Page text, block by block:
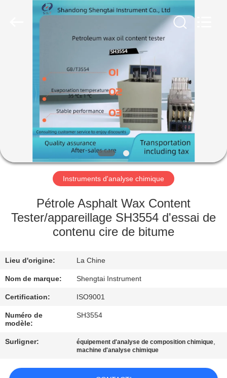
PRODUITS
SUJET
DE
NOUS
VISITE
D'USINE
DE
QUALITÉ
CONTACTEZ-
NOUS
Instruments d'analyse chimique
Pétrole Asphalt Wax Content
Tester/appareillage SH3554 d'essai de
contenu cire de bitume
Lieu d'origine: La Chine
Nom de marque: Shengtai Instrument
Certification: ISO9001
Numéro de
modèle:
SH3554
Surligner: équipement d'analyse de composition chimique,
machine d'analyse chimique